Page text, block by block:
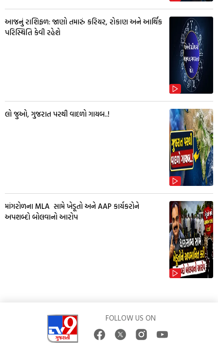
આજનું રાશિફળ: જાણો તમારું કરિયર, રોકાણ અને આર્થિક
પરિસ્થિતિ કેવી રહેશે
લો જુઓ, ગુજરાત પરથી વાદળો ગાયબ..!
માંગરોળના MLA સામે ખેડૂતો અને AAP કાર્યકરોને
અપશબ્દો બોલવાનો આરોપ
FOLLOW US ON